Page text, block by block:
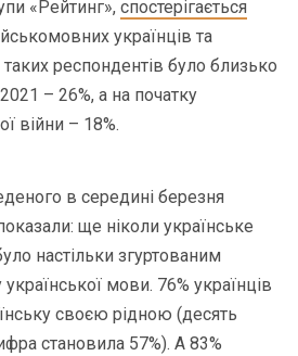
«Рейтинг»,спостерігається
українців та
респондентів було близько
– 26%, а на початку
війни – 18%.
в середині березня
ще ніколи українське
настільки згуртованим
мови. 76% українців
своєю рідною (десять
становила 57%). А 83%